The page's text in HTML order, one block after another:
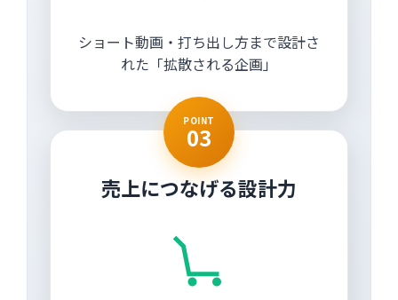
ショート動画・打ち出し方まで設計さ
れた「拡散される企画」
POINT
03
売上につなげる設計力